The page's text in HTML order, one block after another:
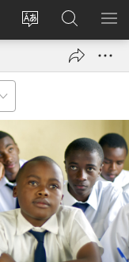
Chanje
Konekte
(opens
Fè
rechèch
sou